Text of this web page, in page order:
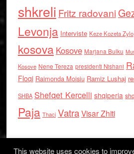
shkreli Fritz radovani
Levonja Interviste Keze Kozeta Zylo
kosova Kosove Marjana Bulku
Kosove Nene Tereza presidenti Nishani
Floqi Raimonda Moisiu Ramiz Lushaj
SHBA Shefqet Kercelli shqiperia
Paja Thaci VatraVisar Zhiti
This website uses cookies to